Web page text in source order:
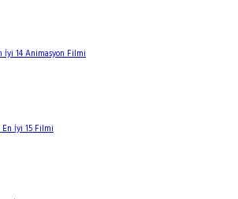
İyi 14 Animasyon Filmi
En İyi 15 Filmi